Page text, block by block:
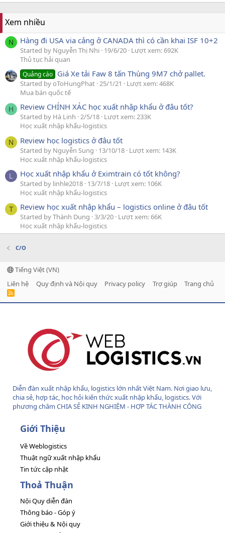
Xem nhiều
N Hàng đi USA via cảng ở CANADA thì có cần khai ISF 10+2
Started by Nguyễn Thị Nhi 19/6/20 Lượt xem: 692K
Thủ tục hải quan
Quảng cáo Giá Xe tải Faw 8 tấn Thùng 9M7 chở pallet.
Started by oToHungPhat 25/1/21
Lượt xem: 468K
Mua bán quốc tế
H Review CHÍNH XÁC học xuất nhập khẩu ở đâu tốt?
Started by Hà Linh 2/5/18 Lượt xem: 233K
Học xuất nhập khẩu-logistics
N Review học logistics ở đâu tốt
Started by Nguyễn Sung 13/10/18 Lượt xem: 143K
Học xuất nhập khẩu-logistics
L Học xuất nhập khẩu ở Eximtrain có tốt không?
Started by linhle2018 13/7/18 Lượt xem: 106K
Học xuất nhập khẩu-logistics
T Review học xuất nhập khẩu – logistics online ở đâu tốt
Started by Thành Dung 3/3/20 Lượt xem: 66K
Học xuất nhập khẩu-logistics
C/O
Tiếng Việt (VN)
Liên hệ
Quy định và Nội quy Privacy policy Trợ giúp Trang chủ
R
Diễn đàn xuất nhập khẩu, logistics lớn nhất Việt Nam. Nơi giao lưu,
chia sẻ, hợp tác, học hỏi kiến thức xuất nhập khẩu, logistics. Với
phương châm CHIA SẺ KINH NGHIỆM - HỢP TÁC THÀNH CÔNG
Giới Thiệu
Về Weblogistics
Thuật ngữ xuất nhập khẩu
Tin tức cập nhật
Thoả Thuận
Nội Quy diễn đàn
Thông báo - Góp ý
Giới thiệu & Nội quy